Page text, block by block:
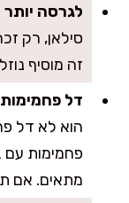
לגרסה יותר
סילאן, רק
זה מוסיף
דל
הוא לא דל
פחמימות
מתאים. אם